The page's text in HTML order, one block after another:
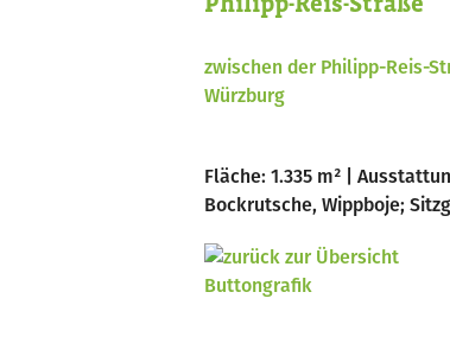
zwischen der Philipp-Reis-
Würzburg
Fläche: 1.335 m² |
Bockrutsche, Wippboje;